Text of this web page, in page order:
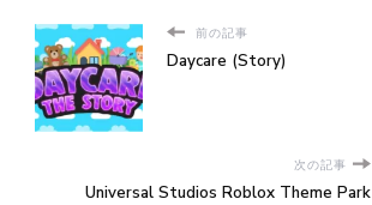
前の記事
Daycare (Story)
次の記事
Universal Studios Roblox Theme Park